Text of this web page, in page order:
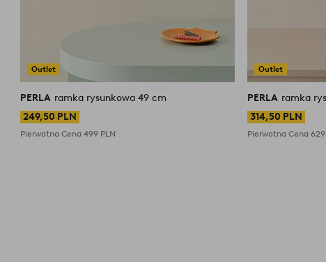
Outlet
PERLA ramka rysunkowa 49 cm
249,50 PLN
Pierwotna Cena499 PLN
Outlet
PERLA ramka
314,50 PLN
Pierwotna Cena629